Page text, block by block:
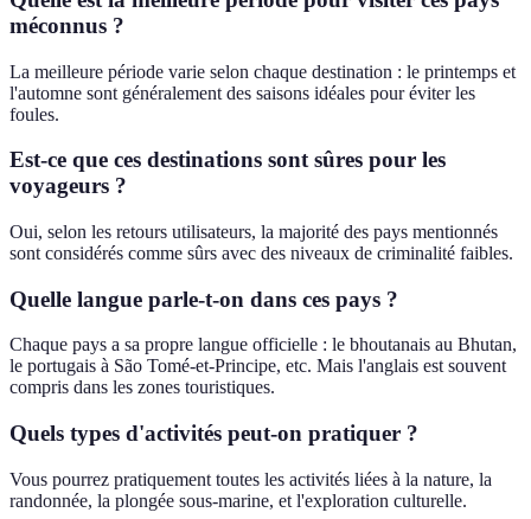
méconnus ?
La meilleure période varie selon chaque destination : le printemps et
l'automne sont généralement des saisons idéales pour éviter les
foules.
Est-ce que ces destinations sont sûres pour les
voyageurs ?
Oui, selon les retours utilisateurs, la majorité des pays mentionnés
sont considérés comme sûrs avec des niveaux de criminalité faibles.
Quelle langue parle-t-on dans ces pays ?
Chaque pays a sa propre langue officielle : le bhoutanais au Bhutan,
le portugais à São Tomé-et-Principe, etc. Mais l'anglais est souvent
compris dans les zones touristiques.
Quels types d'activités peut-on pratiquer ?
Vous pourrez pratiquement toutes les activités liées à la nature, la
randonnée, la plongée sous-marine, et l'exploration culturelle.